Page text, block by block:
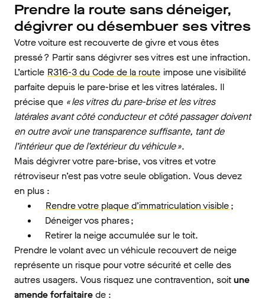
Prendre la route sans déneiger,
dégivrer ou désembuer ses vitres
Votre voiture est recouverte de givre et vous êtes
pressé ? Partir sans dégivrer ses vitres est une infraction.
L’article R316-3 du Code de la route impose une visibilité
parfaite depuis le pare-brise et les vitres latérales. Il
précise que « les vitres du pare-brise et les vitres
latérales avant côté conducteur et côté passager doivent
en outre avoir une transparence suffisante, tant de
l’intérieur que de l’extérieur du véhicule ».
Mais dégivrer votre pare-brise, vos vitres et votre
rétroviseur n’est pas votre seule obligation. Vous devez
en plus :
Rendre votre plaque d’immatriculation visible;
Déneiger vos phares ;
Retirer la neige accumulée sur le toit.
Prendre le volant avec un véhicule recouvert de neige
représente un risque pour votre sécurité et celle des
autres usagers. Vous risquez une contravention, soitune
amende forfaitairede :